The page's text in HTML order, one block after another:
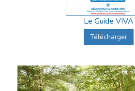
Le Guide VIVA
Télécharger